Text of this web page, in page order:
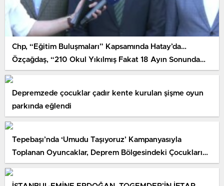
Chp, “Eğitim Buluşmaları” Kapsamında Hatay’da…
Özçağdaş, “210 Okul Yıkılmış Fakat 18 Ayın Sonunda
Yaptırılmış Bir Tek Okul Yok”
Depremzede çocuklar çadır kente kurulan şişme oyun
parkında eğlendi
Tepebaşı’nda ‘Umudu Taşıyoruz’ Kampanyasıyla
Toplanan Oyuncaklar, Deprem Bölgesindeki Çocukların
Yüzünü Güldürdü